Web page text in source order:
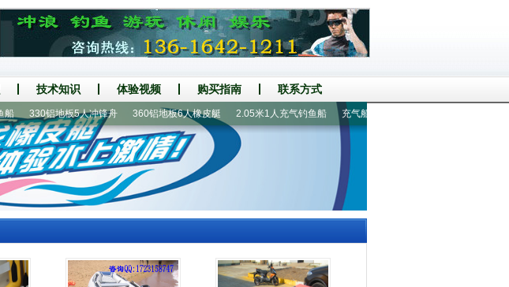
技术知识 体验视频 购买指南 联系方式
330铝地板5人冲锋舟 360铝地板6人橡皮艇 2.05米1人充气钓鱼船 充气船|钓鱼船